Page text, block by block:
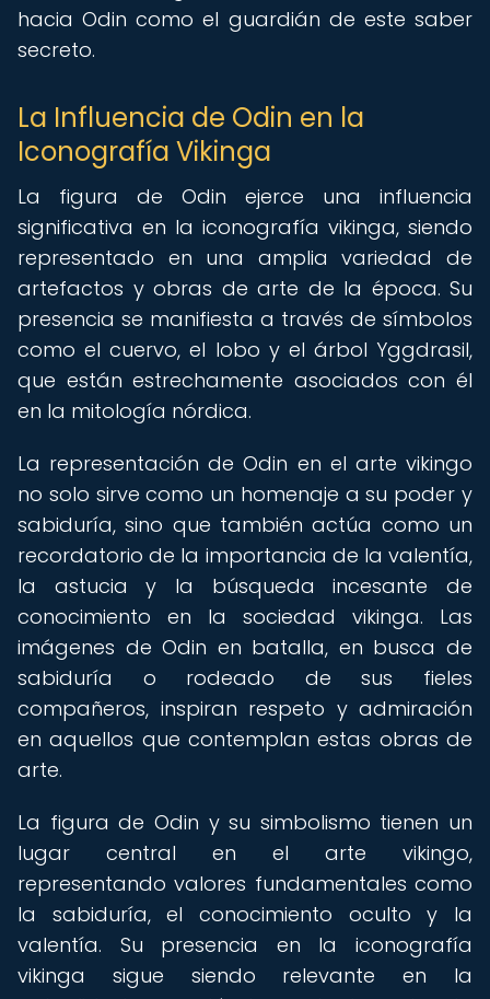
hacia Odin como el guardián de este saber
secreto.
La Influencia de Odin en la
Iconografía Vikinga
La figura de Odin ejerce una influencia
significativa en la iconografía vikinga, siendo
representado en una amplia variedad de
artefactos y obras de arte de la época. Su
presencia se manifiesta a través de símbolos
como el cuervo, el lobo y el árbol Yggdrasil,
que están estrechamente asociados con él
en la mitología nórdica.
La representación de Odin en el arte vikingo
no solo sirve como un homenaje a su poder y
sabiduría, sino que también actúa como un
recordatorio de la importancia de la valentía,
la astucia y la búsqueda incesante de
conocimiento en la sociedad vikinga. Las
imágenes de Odin en batalla, en busca de
sabiduría o rodeado de sus fieles
compañeros, inspiran respeto y admiración
en aquellos que contemplan estas obras de
arte.
La figura de Odin y su simbolismo tienen un
lugar central en el arte vikingo,
representando valores fundamentales como
la sabiduría, el conocimiento oculto y la
valentía. Su presencia en la iconografía
vikinga sigue siendo relevante en la